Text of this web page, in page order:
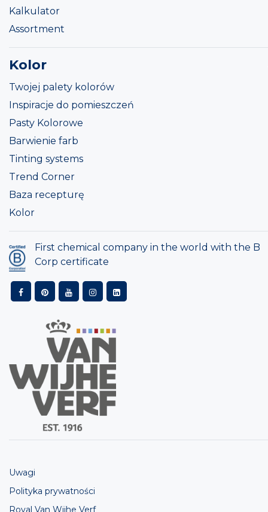
Kalkulator
Assortment
Kolor
Twojej palety kolorów
Inspiracje do pomieszczeń
Pasty Kolorowe
Barwienie farb
Tinting systems
Trend Corner
Baza recepturę
Kolor
First chemical company in the world with the B
Corp certificate
Uwagi
Polityka prywatności
Royal Van Wijhe Verf